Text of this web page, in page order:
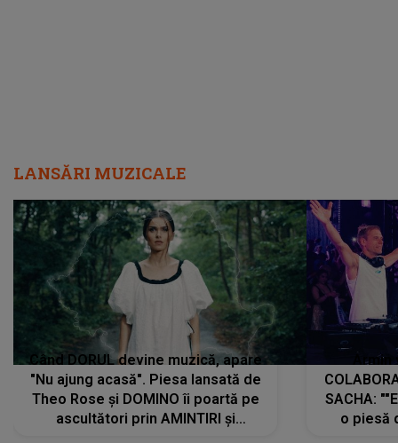
LANSĂRI MUZICALE
Când DORUL devine muzică, apare
"Nu ajung acasă". Piesa lansată de
Theo Rose și DOMINO îi poartă pe
ascultători prin AMINTIRI și
SACHA:
o piesă